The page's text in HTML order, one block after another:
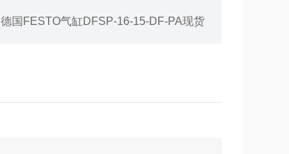
德国FESTO气缸DFSP-16-15-DF-PA现货